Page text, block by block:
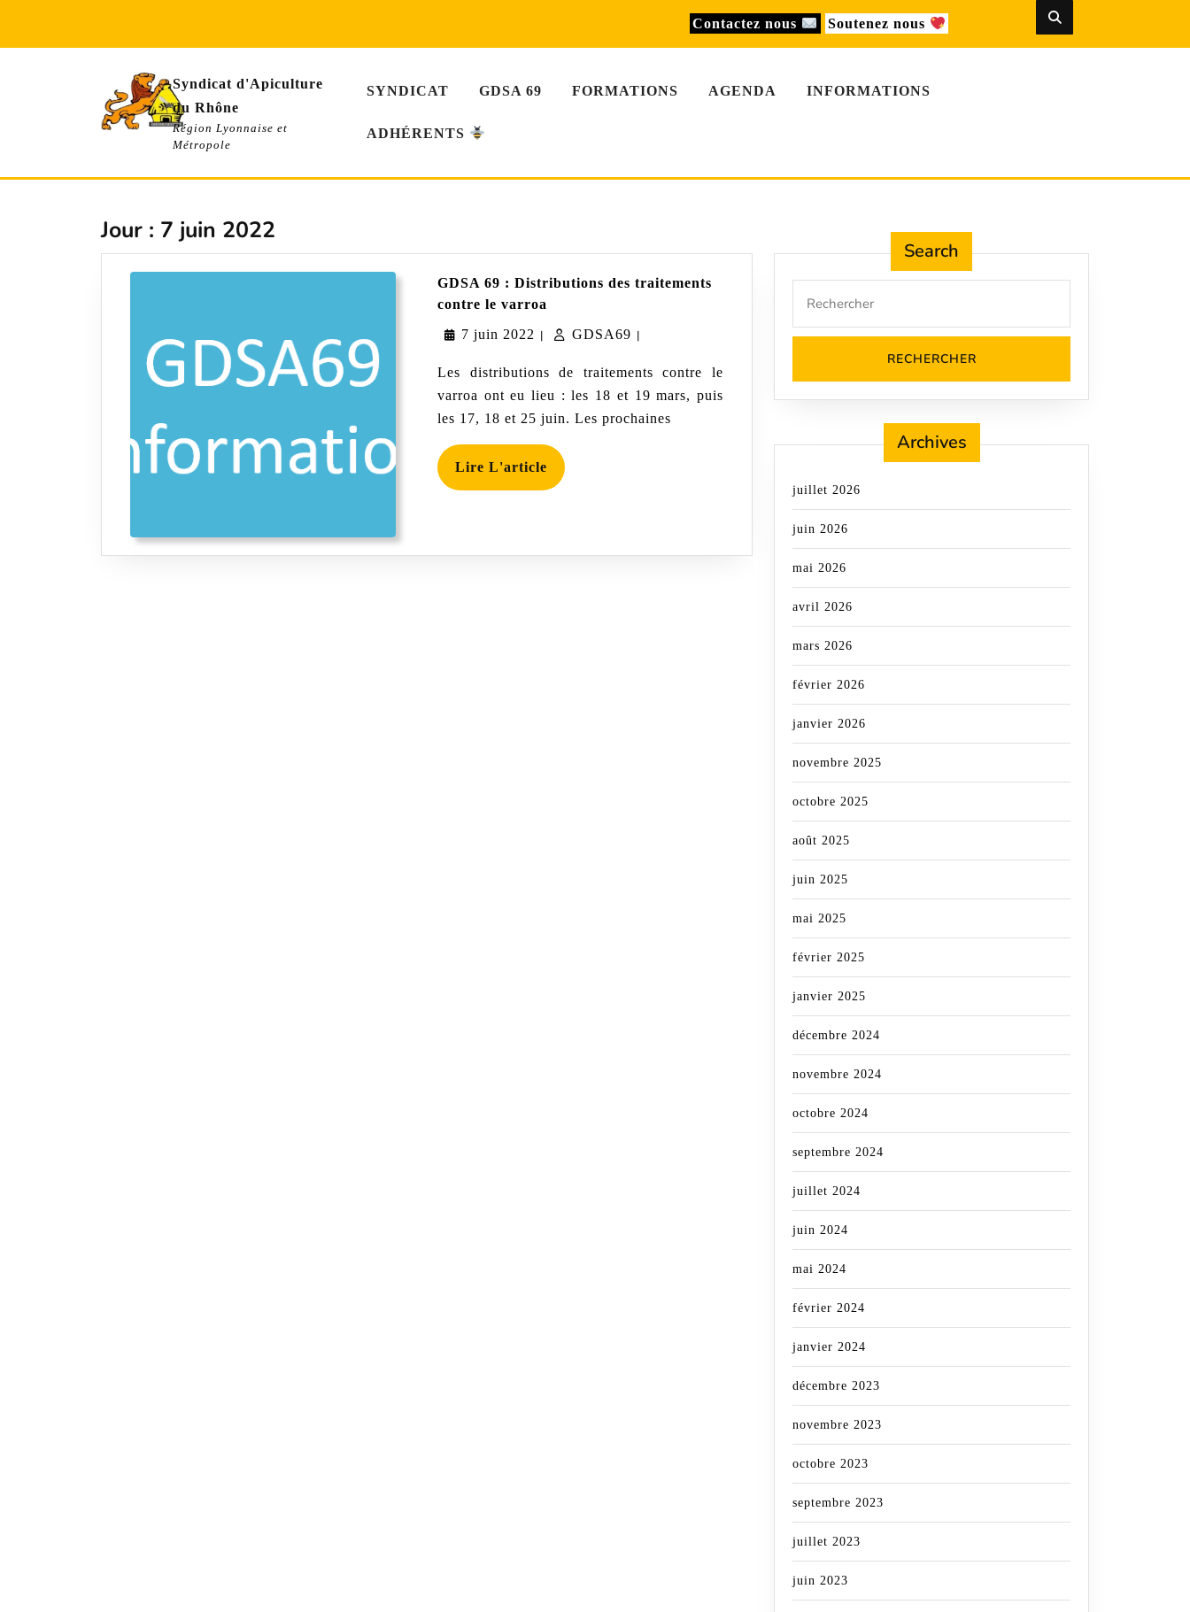
content
Contactez nous Soutenez nous
Syndicat d'Apiculture
du Rhône
Région Lyonnaise et
Métropole
SYNDICAT GDSA 69 FORMATIONS AGENDA INFORMATIONS
ADHÉRENTS
Jour : 7 juin 2022
GDSA 69 : Distributions des traitements
contre le varroa
des
contre
le
7 juin 2022 7| GDSA69 GDSA69
|
Les distributions de traitements contre le
varroa ont eu lieu : les 18 et 19 mars, puis
les 17, 18 et 25 juin. Les prochaines
Lire L'article Lire
L'article
Search
for:
Archives
juillet 2026
juin 2026
mai 2026
avril 2026
mars 2026
février 2026
janvier 2026
novembre 2025
octobre 2025
août 2025
juin 2025
mai 2025
février 2025
janvier 2025
décembre 2024
novembre 2024
octobre 2024
septembre 2024
juillet 2024
juin 2024
mai 2024
février 2024
janvier 2024
décembre 2023
novembre 2023
octobre 2023
septembre 2023
juillet 2023
juin 2023